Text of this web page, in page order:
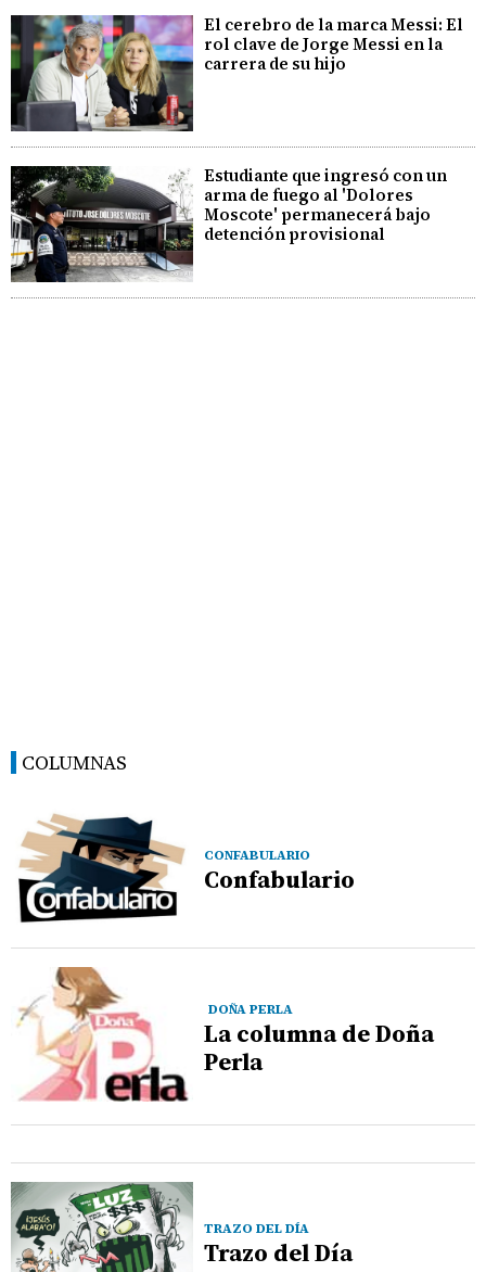
El cerebro de la marca Messi: El
rol clave de Jorge Messi en la
carrera de su hijo
Estudiante que ingresó con un
arma de fuego al 'Dolores
Moscote' permanecerá bajo
detención provisional
COLUMNAS
CONFABULARIO
Confabulario
DOÑA PERLA
La columna de Doña
Perla
TRAZO DEL DÍA
Trazo del Día